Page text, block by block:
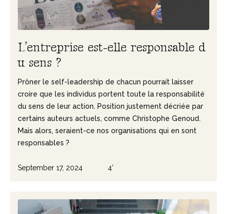
L’entreprise est-elle responsable d
u sens ?
Prôner le self-leadership de chacun pourrait laisser
croire que les individus portent toute la responsabilité
du sens de leur action. Position justement décriée par
certains auteurs actuels, comme Christophe Genoud.
Mais alors, seraient-ce nos organisations qui en sont
responsables ?
September 17, 2024 4'